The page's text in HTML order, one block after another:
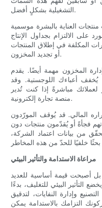
التشغيلية بشكلٍ أفضل.
العناية بالبشرة موسمية
على الالتزام بجداول الإنتاج
المكلفة في إطلاق المنتجات
أو تجديد المخزون.
المخزون مهمة أيضًا. يقدم
أعباءك اللوجستية. وقد
مباشرةً إذا كنت تُدير
منصة تجارة إلكترونية.
المالي. قد يُوقف المورّدون
فجأةً أو يُقدّمون منتجات دون
من بيانات اعتماد الشركة،
مراعاة الاستدامة والتأثير البيئي
أصبحت قيمة أساسية للعديد
التأثير البيئي للتغليف، بدءًا
وإدارة النفايات، لتدقيق
التزامك بالاستدامة يمكن